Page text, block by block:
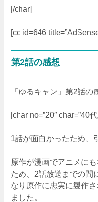
[/char]
[cc id=646
第2話の感想
「ゆるキャン」第2話の
[char no=”20″ char=”40
1話が面白かったため、
原作が漫画でアニメに
ため、2話放送までの間
なり原作に忠実に製作
ました。